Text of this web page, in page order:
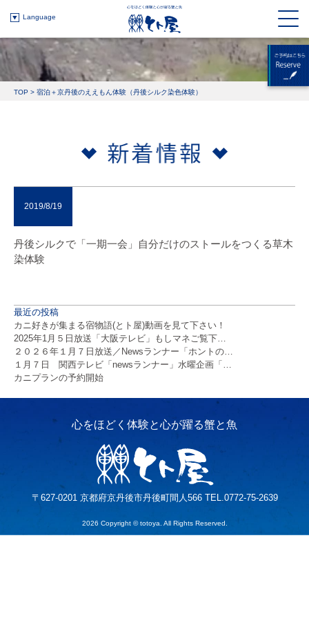
Language
TOP > 宿泊＋京丹後のええもん体験（丹後シルク染色体験）
2019/8/19
丹後シルクで「一期一会」自分だけのストールをつくる草木
染体験
最近の投稿
カニ好きが集まる宿物語(とト屋)動画を見て下さい！
2025年1月５日放送「大阪テレビ」もしマネご覧下…
２０２６年１月７日放送／Newsランナー「ホントの…
１月７日 関西テレビ「newsランナー」水曜企画「…
カニプランの予約開始
〒627-0201 京都府京丹後市丹後町間人566 TEL.0772-75-2639
2026 Copyright © totoya. All Rights Reserved.